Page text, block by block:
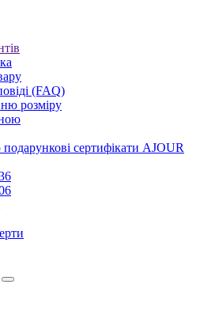
(FAQ)
розміру
сертифікати AJOUR